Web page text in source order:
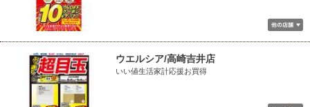
ウエルシア/高崎吉井店
いい値生活家計応援お買得